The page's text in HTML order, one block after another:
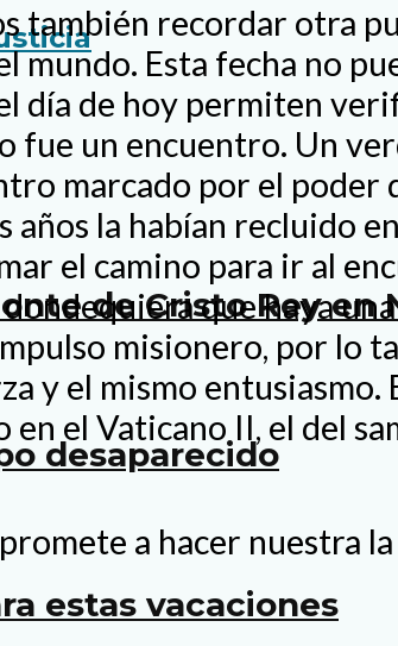
de Cristo Rey en
desaparecido
estas vacaciones
también recordar otra
Esta fecha no
día de hoy permiten
fue un encuentro. Un
marcado por el poder
la habían recluido
el camino para ir al
que haya
misionero, por lo
y el mismo
el Vaticano II, el del
a hacer nuestra